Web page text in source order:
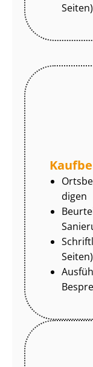
Seiten)
di­gen
Seiten)